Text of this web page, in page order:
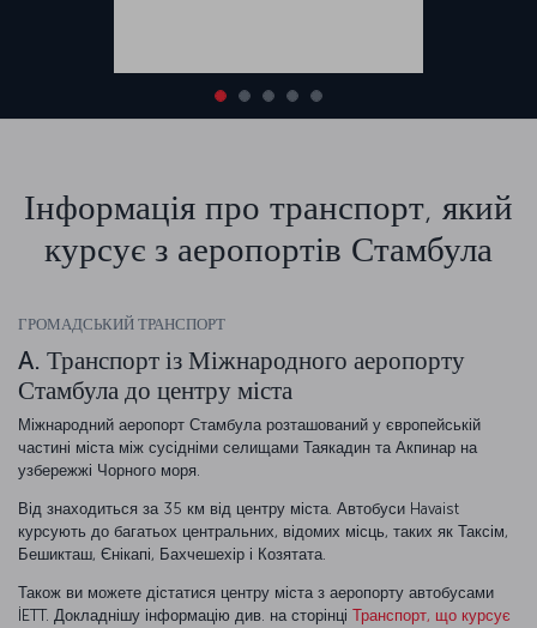
Інформація про транспорт, який
курсує з аеропортів Стамбула
ГРОМАДСЬКИЙ ТРАНСПОРТ
A. Транспорт із Міжнародного аеропорту
Стамбула до центру міста
Міжнародний аеропорт Стамбула розташований у європейській
частині міста між сусідніми селищами Таякадин та Акпинар на
узбережжі Чорного моря.
Від знаходиться за 35 км від центру міста. Автобуси Havaist
курсують до багатьох центральних, відомих місць, таких як Таксім,
Бешикташ, Єнікапі, Бахчешехір і Козятата.
Також ви можете дістатися центру міста з аеропорту автобусами
İETT. Докладнішу інформацію див. на сторінці Транспорт, що курсує